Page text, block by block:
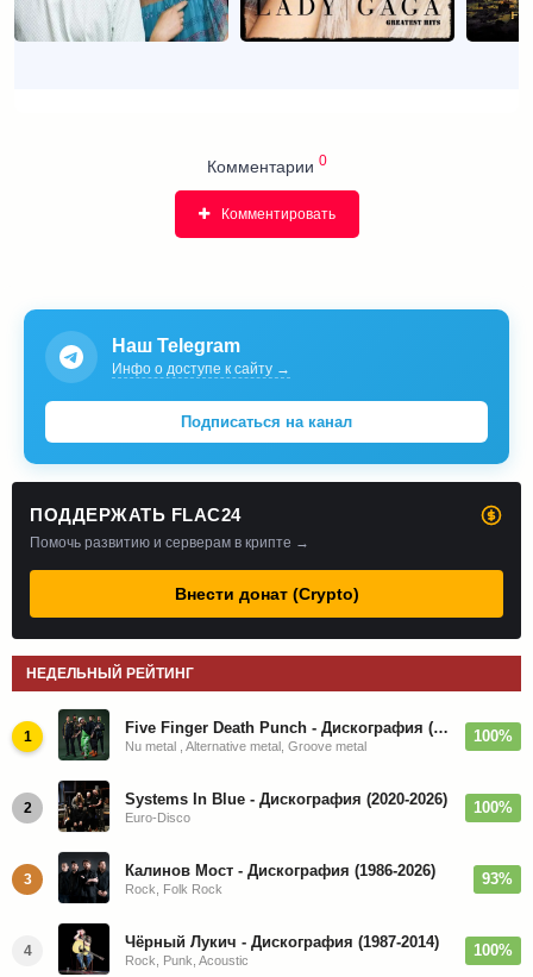
Комментарии 0
Комментировать
Наш Telegram
Инфо о доступе к сайту →
Подписаться на канал
ПОДДЕРЖАТЬ FLAC24
Помочь развитию и серверам в крипте →
Внести донат (Crypto)
НЕДЕЛЬНЫЙ РЕЙТИНГ
1 Five Finger Death Punch - Дискография (2008-2026)
Nu metal , Alternative metal, Groove metal
100%
2 Systems In Blue - Дискография (2020-2026)
Euro-Disco
100%
3 Калинов Мост - Дискография (1986-2026)
Rock, Folk Rock
93%
4 Чёрный Лукич - Дискография (1987-2014)
Rock, Punk, Acoustic
100%